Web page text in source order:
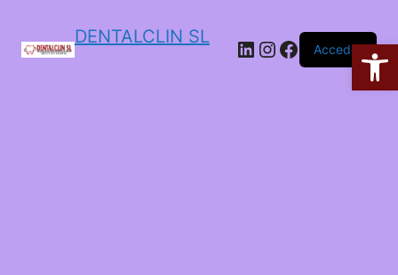
DENTALCLIN SL
Acceder